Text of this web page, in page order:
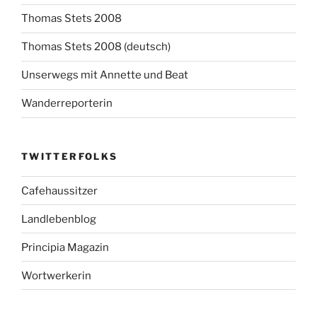
Thomas Stets 2008
Thomas Stets 2008 (deutsch)
Unserwegs mit Annette und Beat
Wanderreporterin
TWITTERFOLKS
Cafehaussitzer
Landlebenblog
Principia Magazin
Wortwerkerin